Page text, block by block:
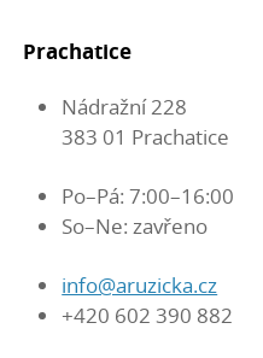
Prachatice
Nádražní 228
383 01 Prachatice
Po–Pá: 7:00–16:00
So–Ne: zavřeno
info@aruzicka.cz
+420 602 390 882